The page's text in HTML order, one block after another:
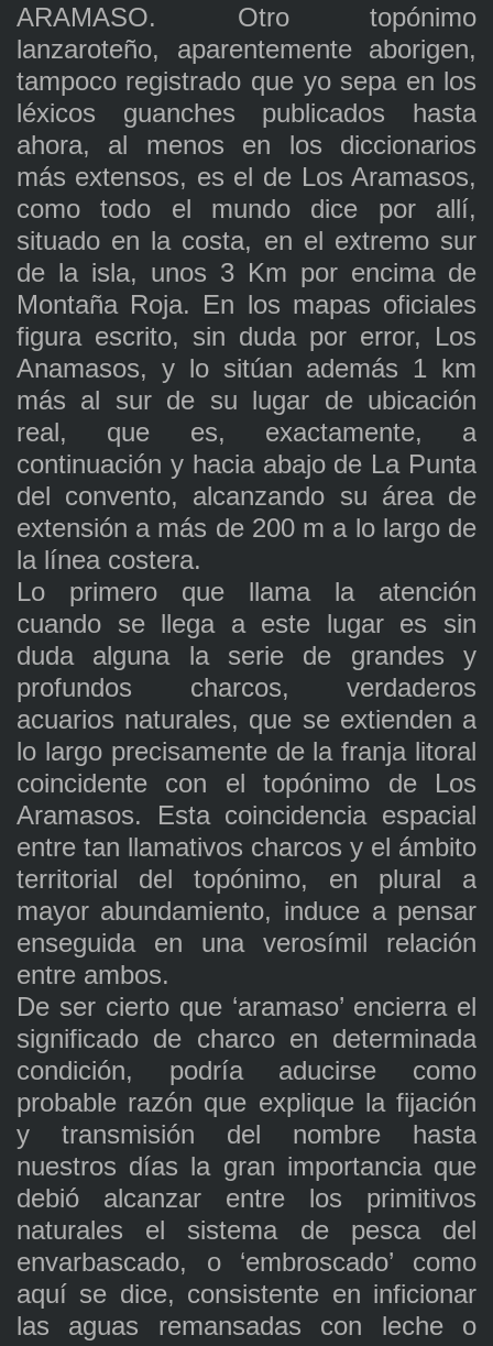
ARAMASO. Otro topónimo
lanzaroteño, aparentemente aborigen,
tampoco registrado que yo sepa en los
léxicos guanches publicados hasta
ahora, al menos en los diccionarios
más extensos, es el de Los Aramasos,
como todo el mundo dice por allí,
situado en la costa, en el extremo sur
de la isla, unos 3 Km por encima de
Montaña Roja. En los mapas oficiales
figura escrito, sin duda por error, Los
Anamasos, y lo sitúan además 1 km
más al sur de su lugar de ubicación
real, que es, exactamente, a
continuación y hacia abajo de La Punta
del convento, alcanzando su área de
extensión a más de 200 m a lo largo de
la línea costera.
Lo primero que llama la atención
cuando se llega a este lugar es sin
duda alguna la serie de grandes y
profundos charcos, verdaderos
acuarios naturales, que se extienden a
lo largo precisamente de la franja litoral
coincidente con el topónimo de Los
Aramasos. Esta coincidencia espacial
entre tan llamativos charcos y el ámbito
territorial del topónimo, en plural a
mayor abundamiento, induce a pensar
enseguida en una verosímil relación
entre ambos.
De ser cierto que ‘aramaso’ encierra el
significado de charco en determinada
condición, podría aducirse como
probable razón que explique la fijación
y transmisión del nombre hasta
nuestros días la gran importancia que
debió alcanzar entre los primitivos
naturales el sistema de pesca del
envarbascado, o ‘embroscado’ como
aquí se dice, consistente en inficionar
las aguas remansadas con leche o